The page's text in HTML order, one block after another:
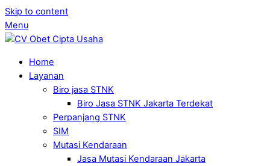
Skip to content
Menu
Home
Layanan
Biro jasa STNK
Biro Jasa STNK Jakarta Terdekat
Perpanjang STNK
SIM
Mutasi Kendaraan
Jasa Mutasi Kendaraan Jakarta